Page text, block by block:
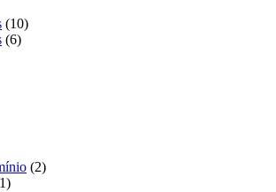
(10)
(6)
(2)